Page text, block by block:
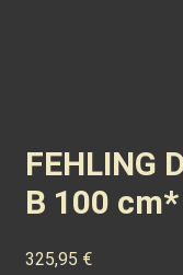
FEHLING
B 100 cm*
325,95 €